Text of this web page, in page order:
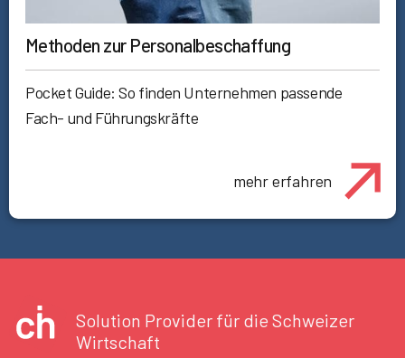
Methoden zur Personalbeschaffung
Pocket Guide: So finden Unternehmen passende
Fach- und Führungskräfte
mehr erfahren
Solution Provider für die Schweizer
Wirtschaft